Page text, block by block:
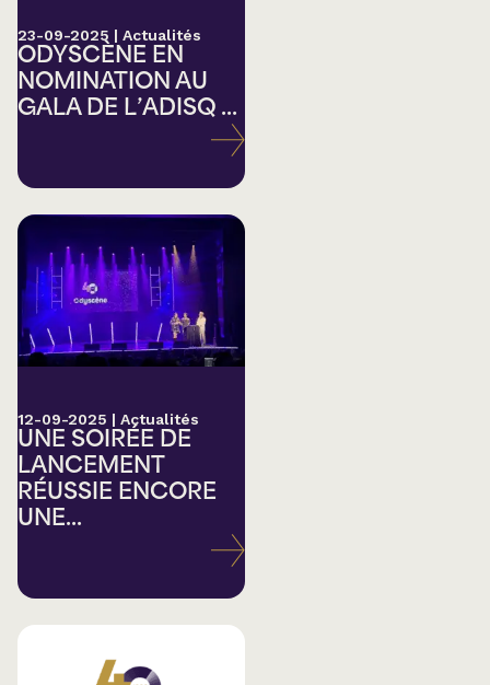
23-09-2025 | Actualités
ODYSCÈNE EN
NOMINATION AU
GALA DE L’ADISQ ...
12-09-2025 | Actualités
UNE SOIRÉE DE
LANCEMENT
RÉUSSIE ENCORE
UNE...